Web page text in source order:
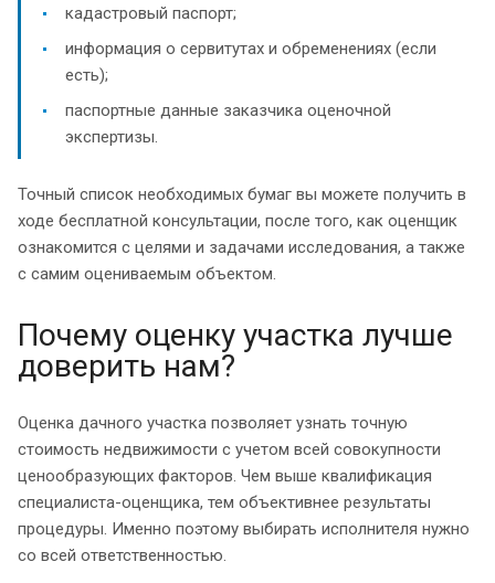
кадастровый паспорт;
информация о сервитутах и обременениях (если
есть);
паспортные данные заказчика оценочной
экспертизы.
Точный список необходимых бумаг вы можете получить в
ходе бесплатной консультации, после того, как оценщик
ознакомится с целями и задачами исследования, а также
с самим оцениваемым объектом.
Почему оценку участка лучше
доверить нам?
Оценка дачного участка позволяет узнать точную
стоимость недвижимости с учетом всей совокупности
ценообразующих факторов. Чем выше квалификация
специалиста-оценщика, тем объективнее результаты
процедуры. Именно поэтому выбирать исполнителя нужно
со всей ответственностью.